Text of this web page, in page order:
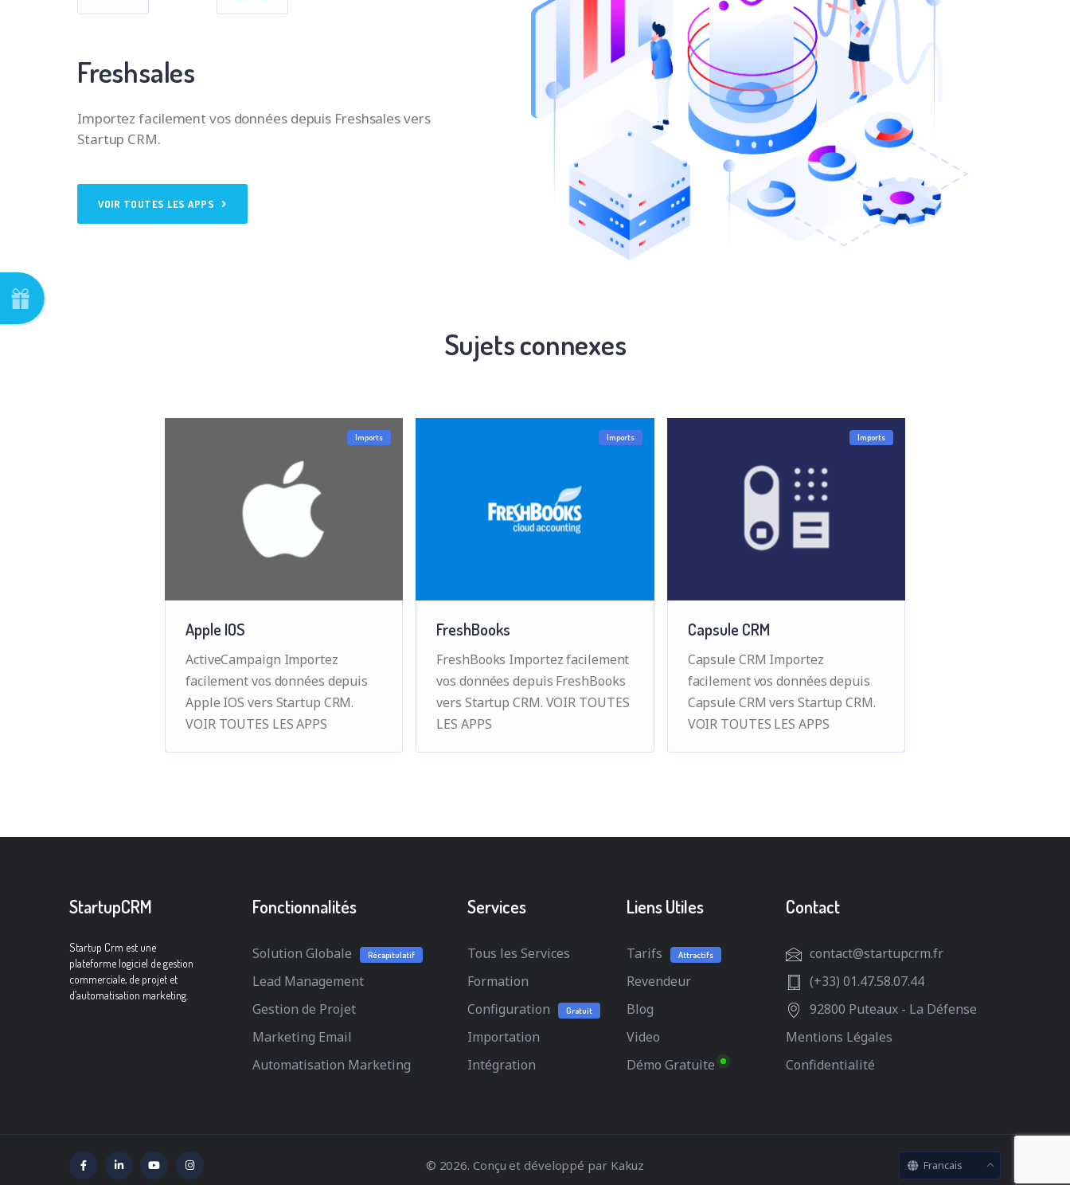
Freshsales
Importez facilement vos données depuis Freshsales vers
Startup CRM.
VOIR TOUTES LES APPS
Sujets connexes
Imports
Apple IOS
ActiveCampaign Importez
facilement vos données depuis
Apple IOS vers Startup CRM.
VOIR TOUTES LES APPS
Imports
FreshBooks
FreshBooks Importez facilement
vos données depuis FreshBooks
vers Startup CRM. VOIR TOUTES
LES APPS
Imports
Capsule CRM
Capsule CRM Importez
facilement vos données depuis
Capsule CRM vers Startup CRM.
VOIR TOUTES LES APPS
StartupCRM
Startup Crm est une
plateforme logiciel de gestion
commerciale, de projet et
d’automatisation marketing.
Fonctionnalités
Solution Globale Récapitulatif
Lead Management
Gestion de Projet
Marketing Email
Automatisation Marketing
Services
Tous les Services
Formation
Configuration
Gratuit
Importation
Intégration
Liens Utiles
Tarifs Attractifs
Revendeur
Blog
Video
Démo Gratuite
Contact
contact@startupcrm.fr
(+33) 01.47.58.07.44
92800 Puteaux - La Défense
Mentions Légales
Confidentialité
© 2026. Conçu et développé par Kakuz Francais